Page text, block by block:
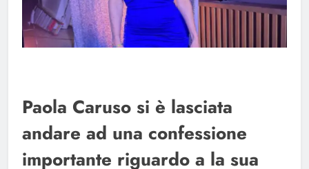
Paola Caruso si è lasciata
andare ad una confessione
importante riguardo a la sua